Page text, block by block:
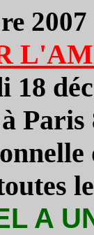
2007
18
A